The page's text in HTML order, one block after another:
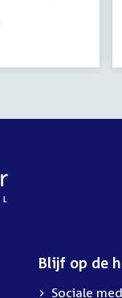
Blijf op de
Sociale